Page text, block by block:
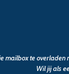
mailbox te
Wil jij als